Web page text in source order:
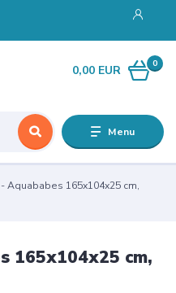
Menu
0
0,00 EUR
Aquababes 165x104x25 cm,
165x104x25 cm,